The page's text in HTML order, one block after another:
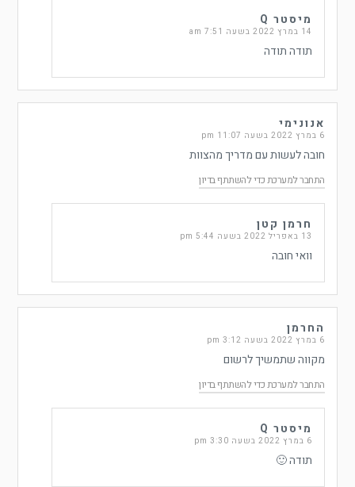
מיסטר Q
14 במרץ 2022 בשעה 7:51 am
תודה תודה
אנונימי
6 במרץ 2022 בשעה 11:07 pm
חובה לעשות עם מדריך מהצוות
התחבר למערכת כדי להשתתף בדיון
חרמן קטן
13 באפריל 2022 בשעה 5:44 pm
וואי חובה
החרמן
6 במרץ 2022 בשעה 3:12 pm
מקווה שתמשיך לרשום
התחבר למערכת כדי להשתתף בדיון
מיסטר Q
6 במרץ 2022 בשעה 3:30 pm
תודה 🙂